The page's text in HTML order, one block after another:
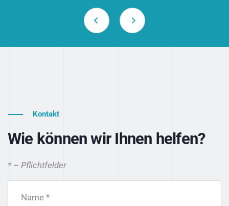
Kontakt
Wie können wir Ihnen helfen?
* – Pflichtfelder
Name *